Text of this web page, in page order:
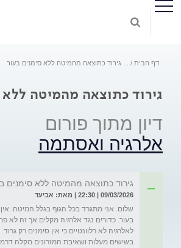
דף הבית גירוד כתוצאה מהמיטה ללא סימנים בעור
גירוד כתוצאה מהמיטה ללא
דיון מתוך פורום
אלרגיה ואסתמה
גירוד כתוצאה מהמיטה ללא סימנים
09/03/2026 | 22:30 | מאת: אביעד
שלום. אני מתגרד בכל הגוף בגלל המיטה.
בעור. כדורים נגד אלרגיה מקלים אך זה לא
לאלרגיה לא רלוונטיים כי אין סימנים רק
בשישים מעלות ושאיבת המזרונים מקלה